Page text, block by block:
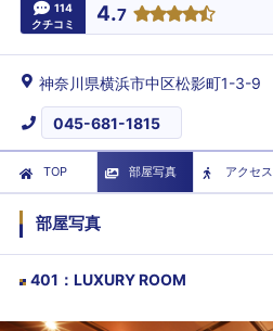
114
クチコミ
4.7
神奈川県横浜市中区松影町1-3-9
045-681-1815
TOP 部屋写真 アクセス
部屋写真
401 ： LUXURY ROOM